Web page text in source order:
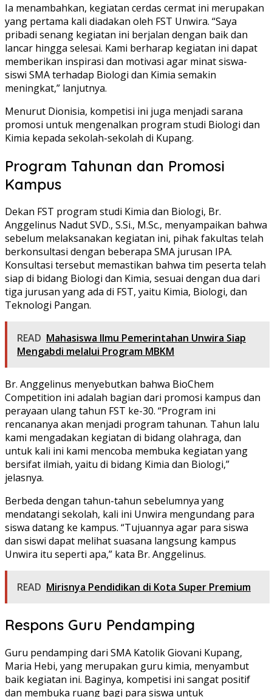
Ia menambahkan, kegiatan cerdas cermat ini merupakan
yang pertama kali diadakan oleh FST Unwira. “Saya
pribadi senang kegiatan ini berjalan dengan baik dan
lancar hingga selesai. Kami berharap kegiatan ini dapat
memberikan inspirasi dan motivasi agar minat siswa-
siswi SMA terhadap Biologi dan Kimia semakin
meningkat,” lanjutnya.
Menurut Dionisia, kompetisi ini juga menjadi sarana
promosi untuk mengenalkan program studi Biologi dan
Kimia kepada sekolah-sekolah di Kupang.
Program Tahunan dan Promosi
Kampus
Dekan FST program studi Kimia dan Biologi, Br.
Anggelinus Nadut SVD., S.Si., M.Sc., menyampaikan bahwa
sebelum melaksanakan kegiatan ini, pihak fakultas telah
berkonsultasi dengan beberapa SMA jurusan IPA.
Konsultasi tersebut memastikan bahwa tim peserta telah
siap di bidang Biologi dan Kimia, sesuai dengan dua dari
tiga jurusan yang ada di FST, yaitu Kimia, Biologi, dan
Teknologi Pangan.
READ Mahasiswa Ilmu Pemerintahan Unwira Siap
Mengabdi melalui Program MBKM
Br. Anggelinus menyebutkan bahwa BioChem
Competition ini adalah bagian dari promosi kampus dan
perayaan ulang tahun FST ke-30. “Program ini
rencananya akan menjadi program tahunan. Tahun lalu
kami mengadakan kegiatan di bidang olahraga, dan
untuk kali ini kami mencoba membuka kegiatan yang
bersifat ilmiah, yaitu di bidang Kimia dan Biologi,”
jelasnya.
Berbeda dengan tahun-tahun sebelumnya yang
mendatangi sekolah, kali ini Unwira mengundang para
siswa datang ke kampus. “Tujuannya agar para siswa
dan siswi dapat melihat suasana langsung kampus
Unwira itu seperti apa,” kata Br. Anggelinus.
READ Mirisnya Pendidikan di Kota Super Premium
Respons Guru Pendamping
Guru pendamping dari SMA Katolik Giovani Kupang,
Maria Hebi, yang merupakan guru kimia, menyambut
baik kegiatan ini. Baginya, kompetisi ini sangat positif
dan membuka ruang bagi para siswa untuk